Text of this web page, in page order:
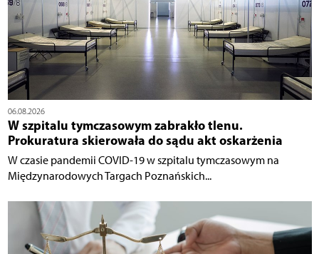
06.08.2026
W szpitalu tymczasowym zabrakło tlenu.
Prokuratura skierowała do sądu akt oskarżenia
W czasie pandemii COVID-19 w szpitalu tymczasowym na
Międzynarodowych Targach Poznańskich...